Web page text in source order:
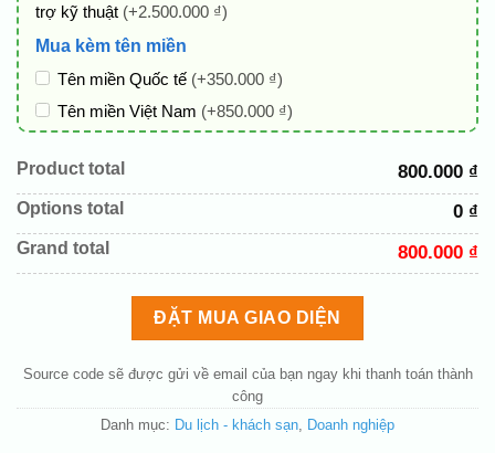
trợ kỹ thuật (+2.500.000 ₫)
Mua kèm tên miền
Tên miền Quốc tế (+350.000 ₫)
Tên miền Việt Nam (+850.000 ₫)
Cài web lên host giống demo 100%
(+100.000 ₫)
Thay logo + thông tin doanh nghiệp
Đổi màu chủ đạo theo tông của logo
(+250.000 ₫)
Sửa danh mục và sắp xếp lại đề mục menu cho chuẩn
Thay đổi bố cục trang chủ (đơn giản)(+200.000 ₫)
Thêm các nút liên hệ nhanh(+0 ₫)
Product total 800.000 ₫
Options total 0 ₫
Grand total 800.000 ₫
ĐẶT MUA GIAO DIỆN
Source code sẽ được gửi về email của bạn ngay khi thanh toán thành
công
Danh mục: Du lịch - khách sạn Doanh nghiệp